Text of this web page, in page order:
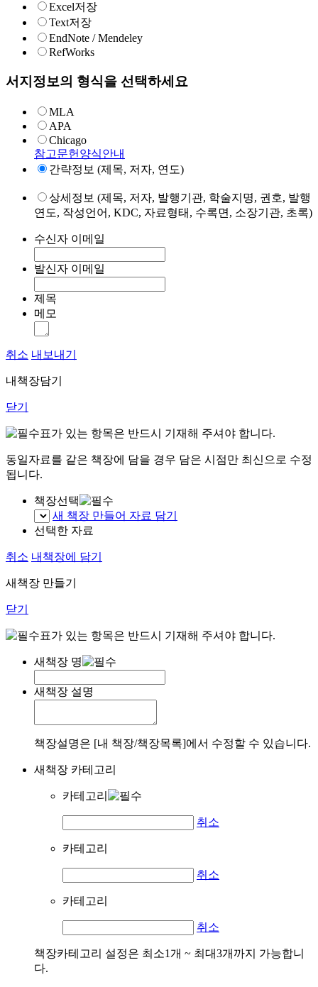
Excel저장
Text저장
EndNote / Mendeley
RefWorks
서지정보의 형식을 선택하세요
MLA
APA
Chicago
참고문헌양식안내
간략정보 (제목, 저자, 연도)
상세정보 (제목, 저자, 발행기관, 학술지명, 권호, 발행
연도, 작성언어, KDC, 자료형태, 수록면, 소장기관, 초록)
수신자 이메일
발신자 이메일
제목
메모
취소 내보내기
내책장담기
닫기
표가 있는 항목은 반드시 기재해 주셔야 합니다.
동일자료를 같은 책장에 담을 경우 담은 시점만 최신으로 수정
됩니다.
책장선택
새 책장 만들어 자료 담기
선택한 자료
취소 내책장에 담기
새책장 만들기
닫기
표가 있는 항목은 반드시 기재해 주셔야 합니다.
새책장 명
새책장 설명
책장설명은 [내 책장/책장목록]에서 수정할 수 있습니다.
새책장 카테고리
카테고리
취소
카테고리
취소
카테고리
취소
책장카테고리 설정은 최소1개 ~ 최대3개까지 가능합니
다.